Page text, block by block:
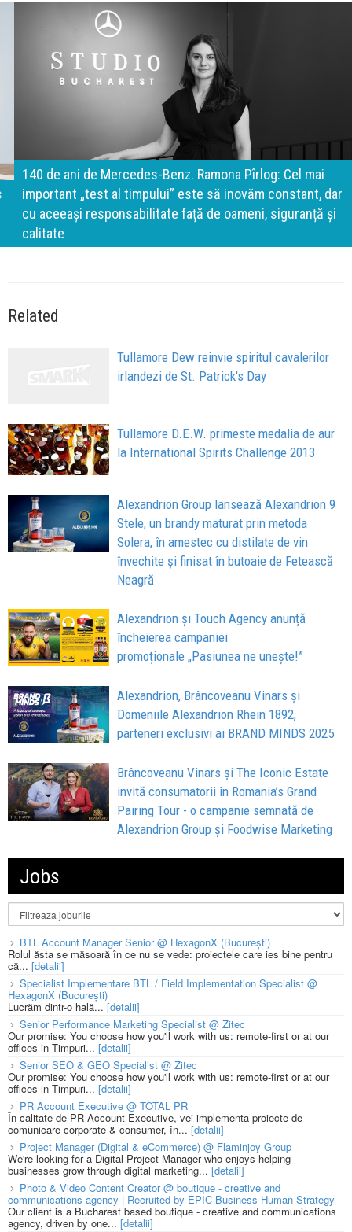
140 de ani de Mercedes-Benz. Ramona Pîrlog: Cel mai
important „test al timpului” este să inovăm constant, dar
cu aceeași responsabilitate față de oameni, siguranță și
calitate
Related
Tullamore Dew reinvie spiritul cavalerilor
irlandezi de St. Patrick's Day
Tullamore D.E.W. primeste medalia de aur
la International Spirits Challenge 2013
Alexandrion Group lansează Alexandrion 9
Stele, un brandy maturat prin metoda
Solera, în amestec cu distilate de vin
învechite și finisat în butoaie de Fetească
Neagră
Alexandrion și Touch Agency anunță
încheierea campaniei
promoționale „Pasiunea ne unește!”
Alexandrion, Brâncoveanu Vinars și
Domeniile Alexandrion Rhein 1892,
parteneri exclusivi ai BRAND MINDS 2025
Brâncoveanu Vinars și The Iconic Estate
invită consumatorii în Romania’s Grand
Pairing Tour - o campanie semnată de
Alexandrion Group și Foodwise Marketing
Jobs
BTL Account Manager Senior @ HexagonX (București)
Rolul ăsta se măsoară în ce nu se vede: proiectele care ies bine pentru
că... [detalii]
Specialist Implementare BTL / Field Implementation Specialist @
HexagonX (București)
Lucrăm dintr-o hală...[detalii]
Senior Performance Marketing Specialist @ Zitec
Our promise: You choose how you'll work with us: remote-first or at our
offices in Timpuri... [detalii]
Senior SEO & GEO Specialist @ Zitec
Our promise: You choose how you'll work with us: remote-first or at our
offices in Timpuri... [detalii]
PR Account Executive @ TOTAL PR
În calitate de PR Account Executive, vei implementa proiecte de
comunicare corporate & consumer, în... [detalii]
Project Manager (Digital & eCommerce) @ Flaminjoy Group
We're looking for a Digital Project Manager who enjoys helping
businesses grow through digital marketing... [detalii]
Photo & Video Content Creator @ boutique - creative and
communications agency | Recruited by EPIC Business Human Strategy
Our client is a Bucharest based boutique - creative and communications
agency, driven by one... [detalii]